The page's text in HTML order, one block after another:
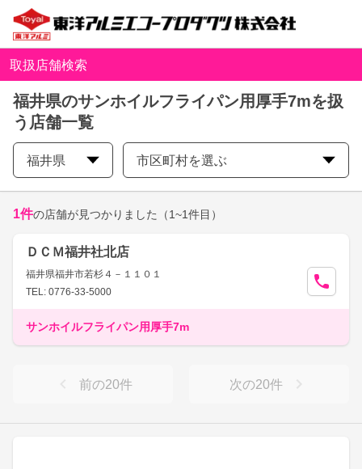
取扱店舗検索
福井県のサンホイルフライパン用厚手7mを扱
う店舗一覧
福井県 市区町村を選ぶ
1件の店舗が見つかりました （1~1件目）
ＤＣＭ福井社北店
福井県福井市若杉４－１１０１
TEL: 0776-33-5000
サンホイルフライパン用厚手7m
前の20件 次の20件